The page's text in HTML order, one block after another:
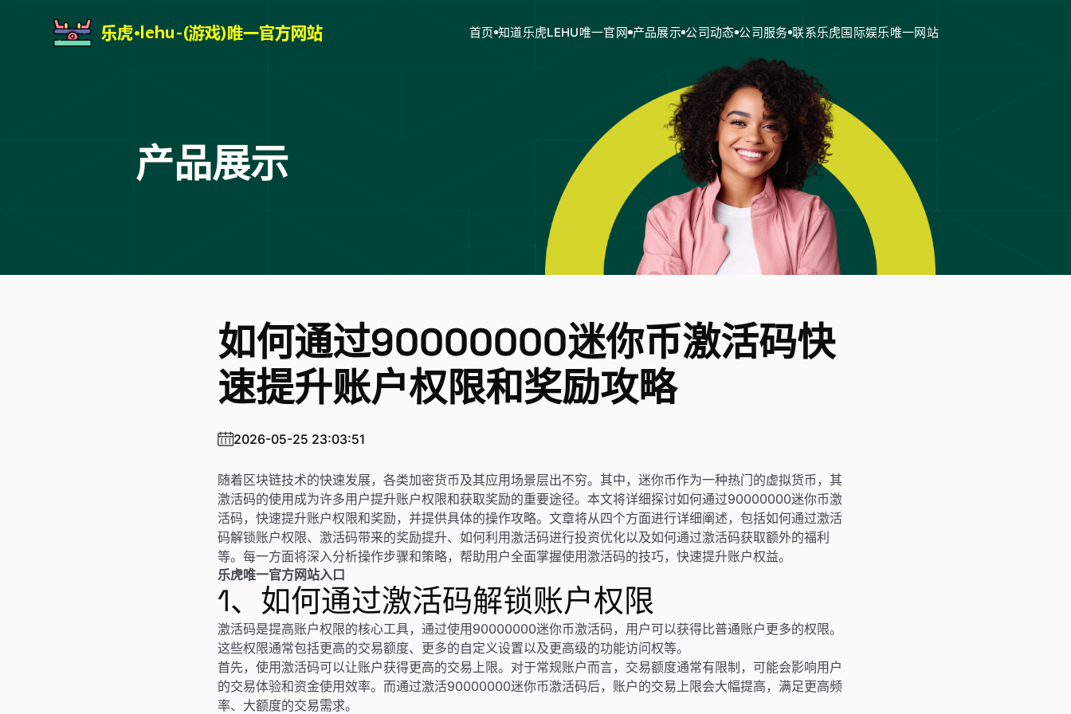
首页 知道乐虎LEHU唯一官网 产品展示 公司动态 公司服务 联系乐虎国际娱乐唯一网站
产品展示
如何通过90000000迷你币激活码快
速提升账户权限和奖励攻略
2026-05-25 23:03:51
随着区块链技术的快速发展，各类加密货币及其应用场景层出不穷。其中，迷你币作为一种热门的虚拟货币，其
激活码的使用成为许多用户提升账户权限和获取奖励的重要途径。本文将详细探讨如何通过90000000迷你币激
活码，快速提升账户权限和奖励，并提供具体的操作攻略。文章将从四个方面进行详细阐述，包括如何通过激活
码解锁账户权限、激活码带来的奖励提升、如何利用激活码进行投资优化以及如何通过激活码获取额外的福利
等。每一方面将深入分析操作步骤和策略，帮助用户全面掌握使用激活码的技巧，快速提升账户权益。
乐虎唯一官方网站入口
1、如何通过激活码解锁账户权限
激活码是提高账户权限的核心工具，通过使用90000000迷你币激活码，用户可以获得比普通账户更多的权限。
这些权限通常包括更高的交易额度、更多的自定义设置以及更高级的功能访问权等。
首先，使用激活码可以让账户获得更高的交易上限。对于常规账户而言，交易额度通常有限制，可能会影响用户
的交易体验和资金使用效率。而通过激活90000000迷你币激活码后，账户的交易上限会大幅提高，满足更高频
率、大额度的交易需求。